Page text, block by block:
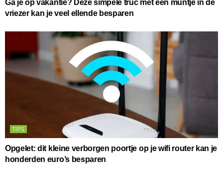
Ga je op vakantie? Deze simpele truc met een muntje in de
vriezer kan je veel ellende besparen
TIPS
Opgelet: dit kleine verborgen poortje op je wifi router kan je
honderden euro’s besparen